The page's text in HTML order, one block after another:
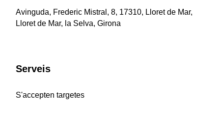
Avinguda, Frederic Mistral, 8, 17310, Lloret de Mar,
Lloret de Mar, la Selva, Girona
Serveis
S'accepten targetes